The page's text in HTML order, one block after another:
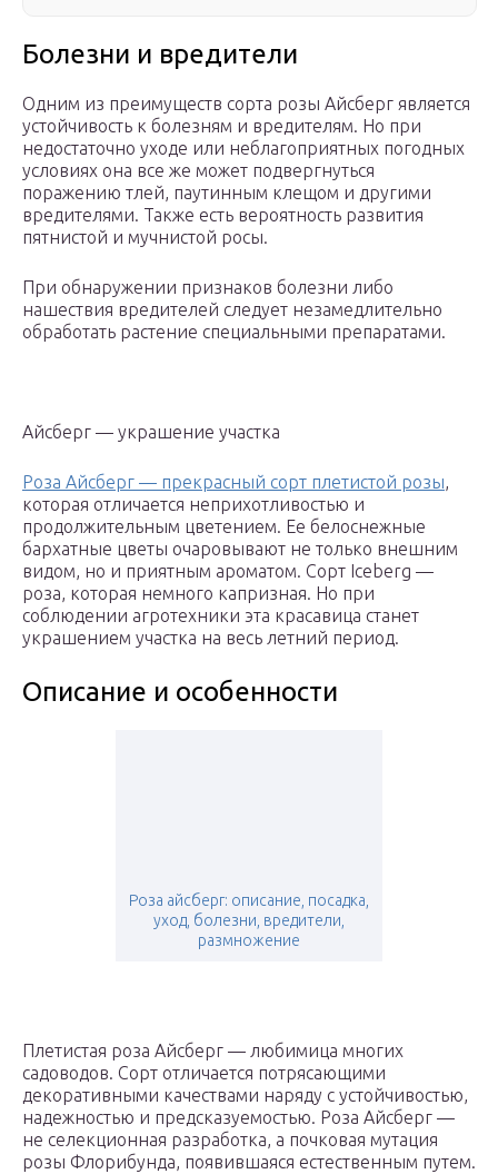
Болезни и вредители
Одним из преимуществ сорта розы Айсберг является
устойчивость к болезням и вредителям. Но при
недостаточно уходе или неблагоприятных погодных
условиях она все же может подвергнуться
поражению тлей, паутинным клещом и другими
вредителями. Также есть вероятность развития
пятнистой и мучнистой росы.
При обнаружении признаков болезни либо
нашествия вредителей следует незамедлительно
обработать растение специальными препаратами.
Айсберг — украшение участка
Роза Айсберг — прекрасный сорт плетистой розы,
которая отличается неприхотливостью и
продолжительным цветением. Ее белоснежные
бархатные цветы очаровывают не только внешним
видом, но и приятным ароматом. Сорт Iceberg —
роза, которая немного капризная. Но при
соблюдении агротехники эта красавица станет
украшением участка на весь летний период.
Описание и особенности
Роза айсберг: описание, посадка,
уход, болезни, вредители,
размножение
Плетистая роза Айсберг — любимица многих
садоводов. Сорт отличается потрясающими
декоративными качествами наряду с устойчивостью,
надежностью и предсказуемостью. Роза Айсберг —
не селекционная разработка, а почковая мутация
розы Флорибунда, появившаяся естественным путем.